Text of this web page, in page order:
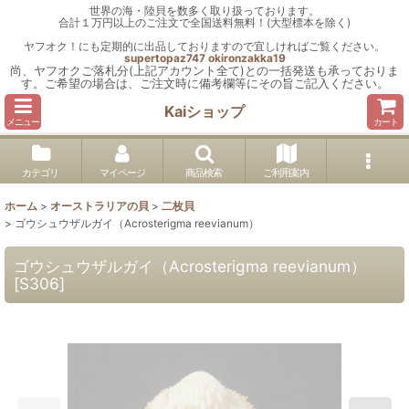
世界の海・陸貝を数多く取り扱っております。
合計１万円以上のご注文で全国送料無料！(大型標本を除く)
ヤフオク！にも定期的に出品しておりますので宜しければご覧ください。
supertopaz747 okironzakka19
尚、ヤフオクご落札分(上記アカウント全て)との一括発送も承っておりま
す。ご希望の場合は、ご注文時に備考欄等にその旨ご記入ください。
メニュー
Kaiショップ
カート
カテゴリ マイページ 商品検索 ご利用案内
ホーム > オーストラリアの貝 > 二枚貝
> ゴウシュウザルガイ（Acrosterigma reevianum）
ゴウシュウザルガイ（Acrosterigma reevianum）
[S306]